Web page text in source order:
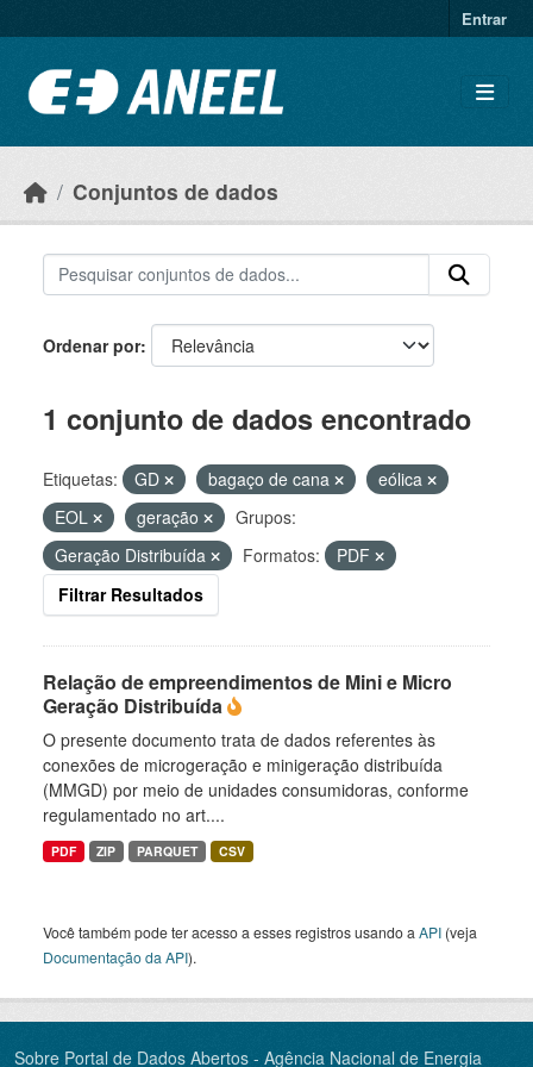
Entrar
Conjuntos de dados
Ordenar por
1 conjunto de dados encontrado
Etiquetas: GD bagaço de cana
eólica
EOL
geração
Grupos:
Geração Distribuída
Formatos:
PDF
Filtrar Resultados
Relação de empreendimentos de Mini e Micro
Geração Distribuída
O presente documento trata de dados referentes às
conexões de microgeração e minigeração distribuída
(MMGD) por meio de unidades consumidoras, conforme
regulamentado no art....
PDF ZIP PARQUET CSV
Você também pode ter acesso a esses registros usando a API (veja
Documentação da API).
Sobre Portal de Dados Abertos - Agência Nacional de Energia